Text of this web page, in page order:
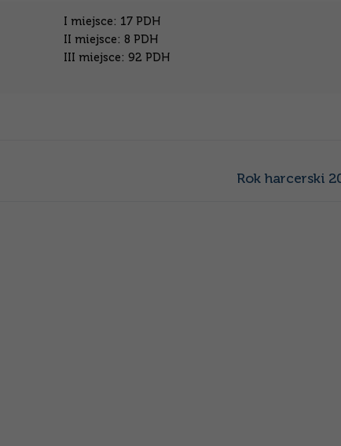
I miejsce: 17 PDH
II miejsce: 8 PDH
III miejsce: 92 PDH
Następny
Rok harcerski